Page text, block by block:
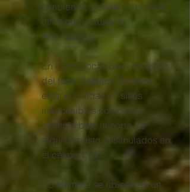
también se pueden observar
otros que actúan de
respiraderos.
En ciertas ocasiones no están
del todo visibles. Pueden
estar ubicadas en sitios
inaccesibles como por
ejemplo bajo la copa de
algún arbusto, disimulados en
el césped, etc.
No siempre se ubican en un